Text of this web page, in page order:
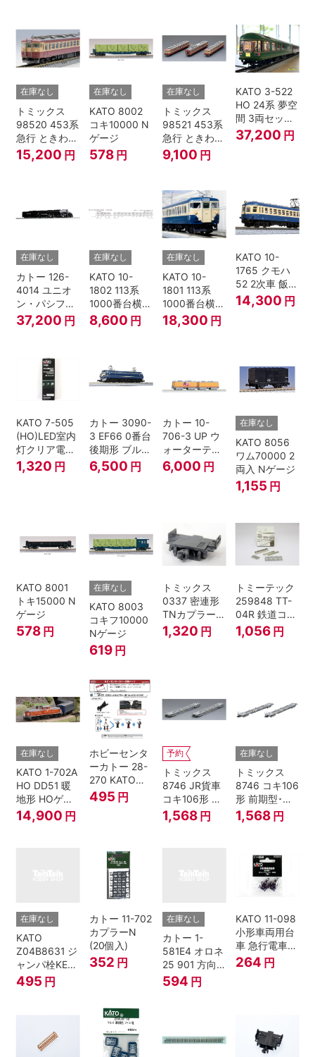
在庫なし
トミックス
98520 453系
急行 ときわ
基本4両セッ
ト Nゲージ
15,200 円
在庫なし
KATO 8002
コキ10000 N
ゲージ
578 円
在庫なし
トミックス
98521 453系
急行 ときわ
増結3両セッ
ト Nゲージ
9,100 円
KATO 3-522
HO 24系 夢空
間 3両セット
HOゲージ
37,200 円
在庫なし
カトー 126-
4014 ユニオ
ン・パシフィ
ック鉄道 ビッ
グボーイ＃
37,200 円
在庫なし
KATO 10-
1802 113系
1000番台横須
賀・総武快速
線 増結4両セ
8,600 円
在庫なし
KATO 10-
1801 113系
1000番台横須
賀・総武快速
線 基本7両セ
18,300 円
KATO 10-
1765 クモハ
52 2次車 飯田
線 4両セット
Nゲージ
14,300 円
KATO 7-505
(HO)LED室内
灯クリア電球
色
1,320 円
カトー 3090-
3 EF66 0番台
後期形 ブルー
トレイン牽引
機
6,500 円
カトー 10-
706-3 UP ウ
ォーターテン
ダー 2両入
6,000 円
在庫なし
KATO 8056
ワム70000 2
両入 Nゲージ
1,155 円
KATO 8001
トキ15000 N
ゲージ
578 円
在庫なし
KATO 8003
コキフ10000
Nゲージ
619 円
トミックス
0337 密連形
TNカプラー
(6個入・SPタ
イプ)
1,320 円
トミーテック
259848 TT-
04R 鉄道コレ
クション
1,056 円
在庫なし
KATO 1-702A
HO DD51 暖
地形 HOゲー
ジ
14,900 円
ホビーセンタ
ーカトー 28-
270 KATOナ
ックルカプラ
ー 黒 センタ
495 円
予約
トミックス
8746 JR貨車
コキ106形 前
期型･新塗装･
コンテナな
1,568 円
在庫なし
トミックス
8746 コキ106
形 前期型･新
塗装･コンテ
ナなし･2両セ
1,568 円
在庫なし
KATO
Z04B8631 ジ
ャンパ栓KE76
濃青 ランナー
495 円
カトー 11-702
カプラーN
(20個入)
352 円
在庫なし
カトー 1-
581E4 オロネ
25 901 方向
幕 4両分
594 円
KATO 11-098
小形車両用台
車 急行電車1
Bトレインシ
ョーティー 対
264 円